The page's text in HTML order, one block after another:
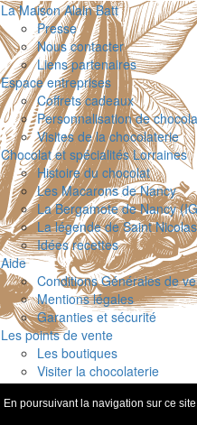
La Maison Alain Batt
Presse
Nous contacter
Liens partenaires
Espace entreprises
Coffrets cadeaux
Personnalisation de
Visites de la chocolaterie
Chocolat et spécialités Lorraines
Histoire du chocolat
Les Macarons de Nancy
La Bergamote de Nancy
La légende de Saint Nicolas
Idées recettes
Aide
Conditions Générales de
Mentions légales
Garanties et sécurité
Les points de vente
Les boutiques
Visiter la chocolaterie
Parrainage & fidélité
En poursuivant la navigation sur ce